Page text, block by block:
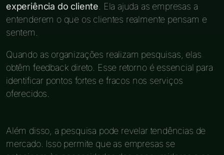
experiência do cliente . Ela ajuda as empresas a
entenderem o que os clientes realmente pensam e
sentem.
Quando as organizações realizam pesquisas, elas
obtêm feedback direto. Esse retorno é essencial para
identificar pontos fortes e fracos nos serviços
oferecidos.
Além disso, a pesquisa pode revelar tendências de
mercado. Isso permite que as empresas se